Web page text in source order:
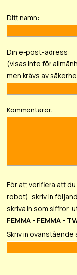
Ditt namn:
Din e-post-adress:
(visas inte för
men krävs av
Kommentarer:
För att verifiera att
robot), skriv in
skriva in som siffror,
FEMMA - FEMMA -
Skriv in ovanstående